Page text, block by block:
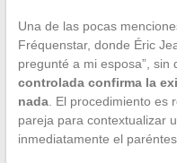
Una de las pocas
Fréquenstar, donde Éric
pregunté a mi esposa”, sin
controlada confirma la
nada. El procedimiento es
pareja para contextualizar
inmediatamente el